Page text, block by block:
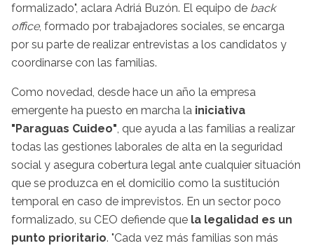
formalizado", aclara Adriá Buzón. El equipo de back
office, formado por trabajadores sociales, se encarga
por su parte de realizar entrevistas a los candidatos y
coordinarse con las familias.
Como novedad, desde hace un año la empresa
emergente ha puesto en marcha la iniciativa
"Paraguas Cuideo", que ayuda a las familias a realizar
todas las gestiones laborales de alta en la seguridad
social y asegura cobertura legal ante cualquier situación
que se produzca en el domicilio como la sustitución
temporal en caso de imprevistos. En un sector poco
formalizado, su CEO defiende que la legalidad es un
punto prioritario. "Cada vez más familias son más